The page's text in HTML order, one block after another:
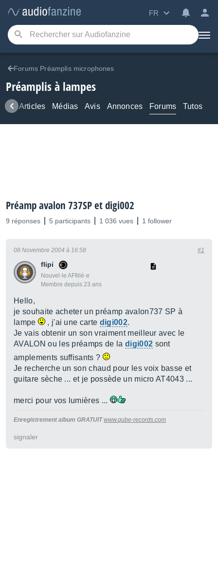
FR
Forums Préamplis microphones
Préamplis à lampes
Articles Médias Avis Annonces Forums Tutos
Préamp avalon 737SP et digi002
9 réponses 5 participants 1 036 vues 1 follower
flipi
Nouvel·le AFfilié·e
Membre depuis 23 ans
08 Novembre 2004 à 16:58 #1
Hello,
je souhaite acheter un préamp avalon737 SP à
lampe
, j'ai une carte digi002.
Je vais obtenir un son vraiment meilleur avec le
AVALON ou les préamps de la digi002 sont
amplements suffisants ?
Je recherche un son chaud pour les voix basse et
guitare sèche ... et je possède un micro AT4043 ...
merci pour vos lumières ...
Enregistrement album GRATUITwww.qube-records.com
signaler